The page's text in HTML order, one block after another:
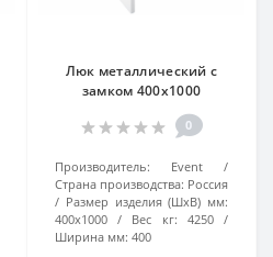
Люк металлический с
замком 400х1000
0
Производитель:
Event
Страна производства: Россия
Размер изделия (ШхВ) мм:
400х1000
Вес кг:
4250
Ширина мм: 400